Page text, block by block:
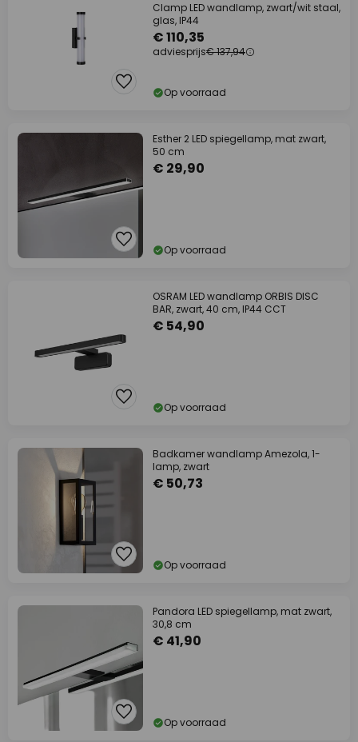
Clamp LED wandlamp, zwart/wit staal,
glas, IP44
€ 110,35
adviesprijs€ 137,94
Op voorraad
Esther 2 LED spiegellamp, mat zwart,
50 cm
€ 29,90
Op voorraad
OSRAM LED wandlamp ORBIS DISC
BAR, zwart, 40 cm, IP44 CCT
€ 54,90
Op voorraad
Badkamer wandlamp Amezola, 1-
lamp, zwart
€ 50,73
Op voorraad
Pandora LED spiegellamp, mat zwart,
30,8 cm
€ 41,90
Op voorraad